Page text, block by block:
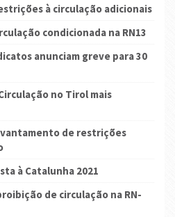
à circulação adicionais
condicionada na RN13
anunciam greve para 30
no Tirol mais
de restrições
à Catalunha 2021
de circulação na RN-